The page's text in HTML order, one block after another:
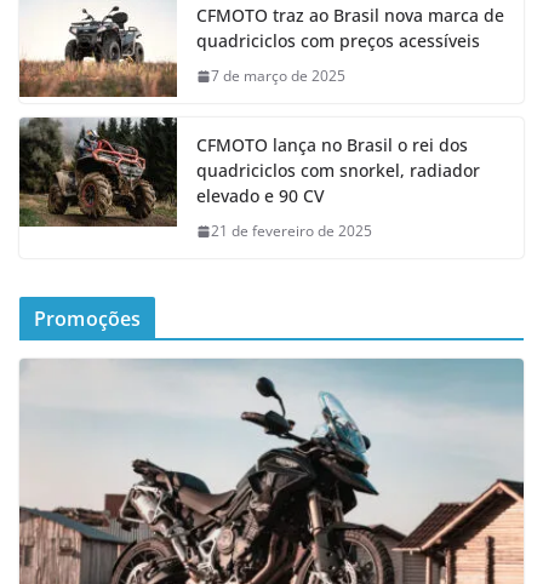
CFMOTO traz ao Brasil nova marca de
quadriciclos com preços acessíveis
7 de março de 2025
CFMOTO lança no Brasil o rei dos
quadriciclos com snorkel, radiador
elevado e 90 CV
21 de fevereiro de 2025
Promoções